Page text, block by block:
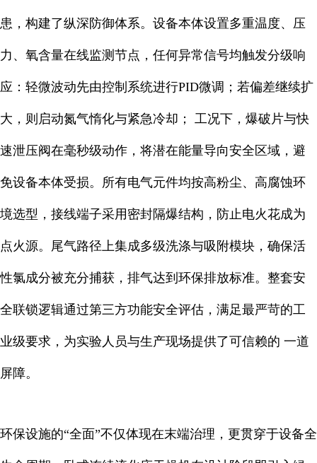
患，构建了纵深防御体系。设备本体设置多重温度、压
力、氧含量在线监测节点，任何异常信号均触发分级响
应：轻微波动先由控制系统进行PID微调；若偏差继续扩
大，则启动氮气惰化与紧急冷却； 工况下，爆破片与快
速泄压阀在毫秒级动作，将潜在能量导向安全区域，避
免设备本体受损。所有电气元件均按高粉尘、高腐蚀环
境选型，接线端子采用密封隔爆结构，防止电火花成为
点火源。尾气路径上集成多级洗涤与吸附模块，确保活
性氯成分被充分捕获，排气达到环保排放标准。整套安
全联锁逻辑通过第三方功能安全评估，满足最严苛的工
业级要求，为实验人员与生产现场提供了可信赖的 一道
屏障。
环保设施的“全面”不仅体现在末端治理，更贯穿于设备全